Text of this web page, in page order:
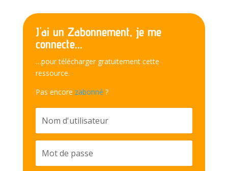
J'ai un Zabonnement, je me
connecte...
…pour télécharger gratuitement cette
ressource.
Pas encore zabonné ?